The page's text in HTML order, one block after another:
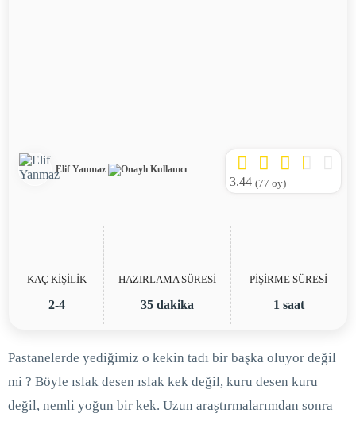
Elif Yanmaz
3.44 (77 oy)
KAÇ KİŞİLİK
2-4
HAZIRLAMA SÜRESİ
35 dakika
PİŞİRME SÜRESİ
1 saat
Pastanelerde yediğimiz o kekin tadı bir başka oluyor değil
mi ? Böyle ıslak desen ıslak kek değil, kuru desen kuru
değil, nemli yoğun bir kek. Uzun araştırmalarımdan sonra